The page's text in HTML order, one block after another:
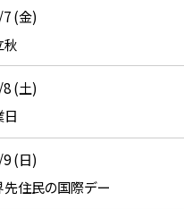
(金)
秋
(土)
(日)
先住民の国際デー